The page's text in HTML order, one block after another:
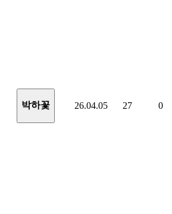
박하꽃 26.04.05 27 0